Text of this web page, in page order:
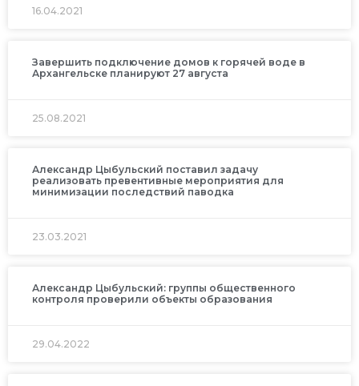
16.04.2021
Завершить подключение домов к горячей воде в
Архангельске планируют 27 августа
25.08.2021
Александр Цыбульский поставил задачу
реализовать превентивные мероприятия для
минимизации последствий паводка
23.03.2021
Александр Цыбульский: группы общественного
контроля проверили объекты образования
29.04.2022